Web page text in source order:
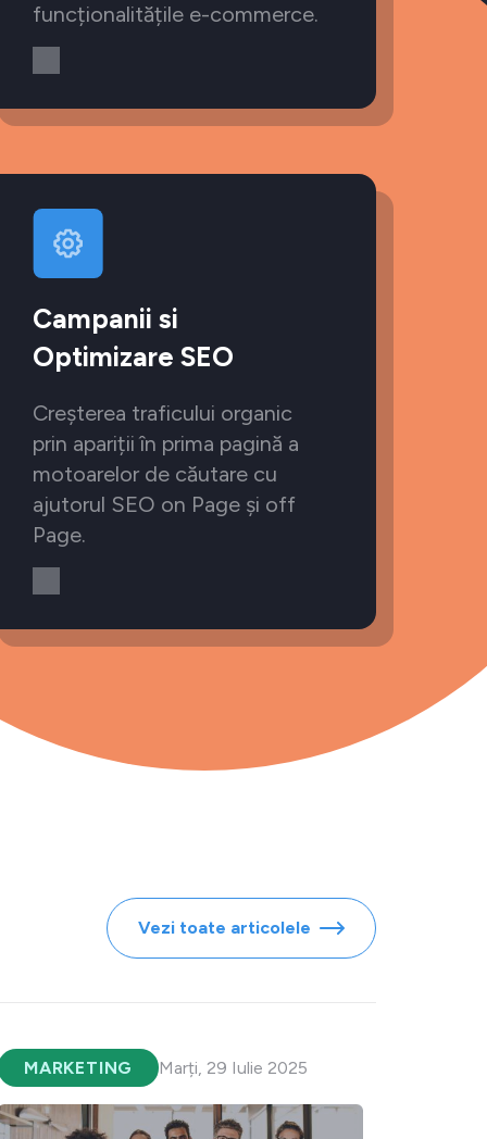
funcționalitățile e-commerce.
Campanii si
Optimizare SEO
Creșterea traficului organic
prin apariții în prima pagină a
motoarelor de căutare cu
ajutorul SEO on Page și off
Page.
Vezi toate articolele
MARKETING Marți, 29 Iulie 2025